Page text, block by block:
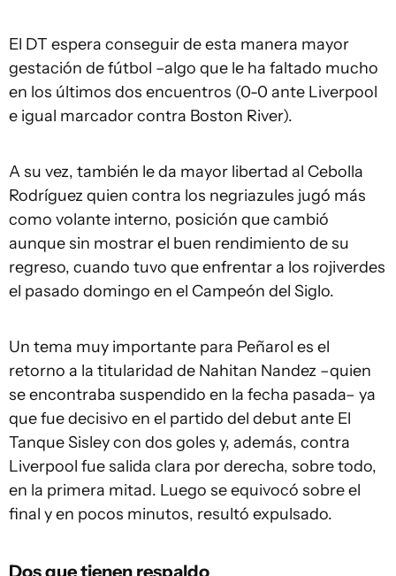
El DT espera conseguir de esta manera mayor
gestación de fútbol –algo que le ha faltado mucho
en los últimos dos encuentros (0-0 ante Liverpool
e igual marcador contra Boston River).
A su vez, también le da mayor libertad al Cebolla
Rodríguez quien contra los negriazules jugó más
como volante interno, posición que cambió
aunque sin mostrar el buen rendimiento de su
regreso, cuando tuvo que enfrentar a los rojiverdes
el pasado domingo en el Campeón del Siglo.
Un tema muy importante para Peñarol es el
retorno a la titularidad de Nahitan Nandez –quien
se encontraba suspendido en la fecha pasada– ya
que fue decisivo en el partido del debut ante El
Tanque Sisley con dos goles y, además, contra
Liverpool fue salida clara por derecha, sobre todo,
en la primera mitad. Luego se equivocó sobre el
final y en pocos minutos, resultó expulsado.
Dos que tienen respaldo